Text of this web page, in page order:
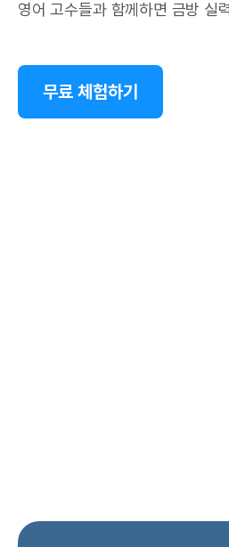
영어 고수들과 함께하면 금방 실
무료 체험하기